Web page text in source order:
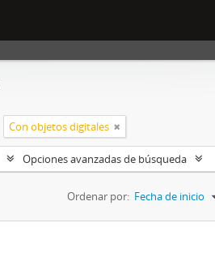
Con objetos digitales
Opciones avanzadas de búsqueda
Ordenar por: Fecha de inicio